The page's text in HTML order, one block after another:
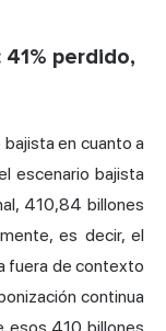
perdido,
en cuanto a
escenario bajista
410,84 billones
es decir, el
fuera de contexto
continua